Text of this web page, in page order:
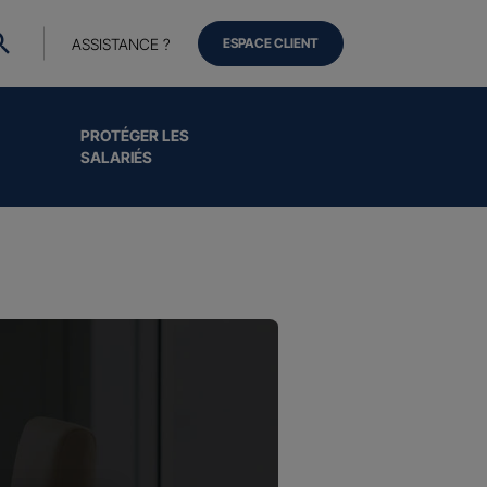
PROTÉGER LES
SALARIÉS
ASSISTANCE ? ESPACE CLIENT